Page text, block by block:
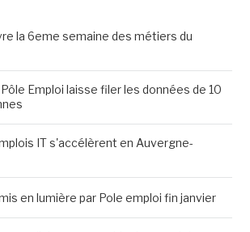
la 6eme semaine des métiers du
Emploi laisse filer les données de 10
IT s'accélèrent en Auvergne-
en lumière par Pole emploi fin janvier